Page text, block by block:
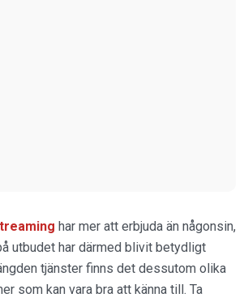
har mer att erbjuda än någonsin,
utbudet har därmed blivit betydligt
tjänster finns det dessutom olika
som kan vara bra att känna till. Ta